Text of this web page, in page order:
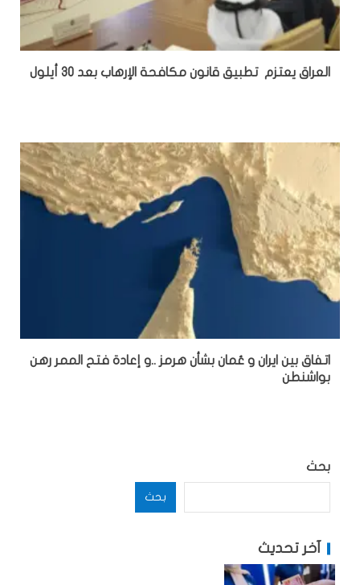
العراق يعتزم تطبيق قانون مكافحة الإرهاب بعد 30 أيلول
اتفاق بين ايران و عُمان بشأن هرمز ..و إعادة فتح الممر رهن
بواشنطن
بحث
بحث
آخر تحديث